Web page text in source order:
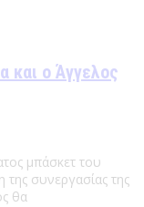
και ο Άγγελος
μπάσκετ του
συνεργασίας της
θα